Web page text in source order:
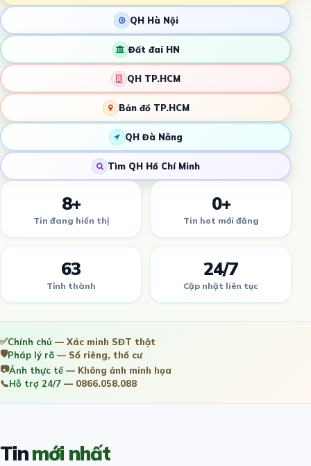
QH Hà Nội
Đất đai HN
QH TP.HCM
Bản đồ TP.HCM
QH Đà Nẵng
Tìm QH Hồ Chí Minh
8+
Tin đang hiển thị
0+
Tin hot mới đăng
63
Tỉnh thành
24/7
Cập nhật liên tục
✅Chính chủ — Xác minh SĐT thật
🛡️Pháp lý rõ — Sổ riêng, thổ cư
📷Ảnh thực tế— Không ảnh minh họa
📞Hỗ trợ 24/7 — 0866.058.088
Tinmới nhất